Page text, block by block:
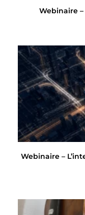
Webinaire
Webinaire –